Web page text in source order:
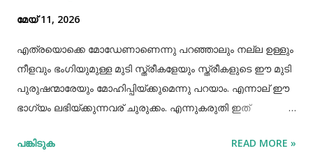
മേയ് 11, 2026
എത്രയൊക്കെ മോഡേണാണെന്നു പറഞ്ഞാലും നല്ല ഉള്ളും
നീളവും ഭംഗിയുമുള്ള മുടി സ്ത്രീകളേയും സ്ത്രീകളുടെ ഈ മുടി
പുരുഷന്മാരേയും മോഹിപ്പിയ്ക്കുമെന്നു പറയാം. എന്നാല് ഈ
ഭാഗ്യം ലഭിയ്ക്കുന്നവര് ചുരുക്കം. എന്നുകരുതി ഇത്
സഹായിക്കുന്ന ചില വഴികളെക്കുറിച്ചറിയൂ,മുടി വളര്‍ച്ചയ്ക്ക്
പങ്കിടുക READ MORE »